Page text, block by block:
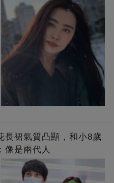
長裙氣質凸顯，和小8歲
像是兩代人